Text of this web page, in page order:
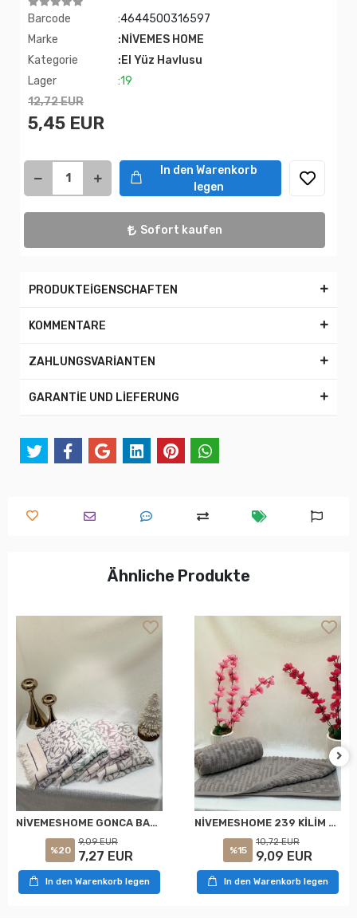
Barcode
:4644500316597
Marke
:NİVEMES HOME
Kategorie
:El Yüz Havlusu
Lager
:19
12,72 EUR
5,45 EUR
In den Warenkorb
legen
Sofort kaufen
PRODUKTEİGENSCHAFTEN
KOMMENTARE
ZAHLUNGSVARİANTEN
GARANTİE UND LİEFERUNG
Ähnliche Produkte
NİVEMESHOME GONCA BAHAR ASORTİ HAVLU
%20
9,09 EUR
7,27 EUR
In den Warenkorb legen
NİVEMESHOME 239 KİLİM GRİ HAVLU NURPAK
%15
10,72 EUR
9,09 EUR
In den Warenkorb legen